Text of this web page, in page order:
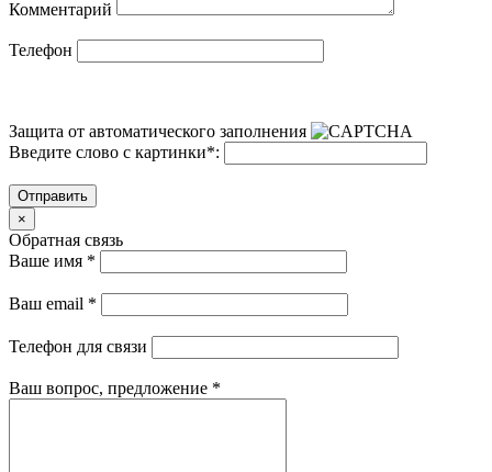
Комментарий
Телефон
Защита от автоматического заполнения
Введите слово с картинки*:
Отправить
×
Обратная связь
Ваше имя *
Ваш email *
Телефон для связи
Ваш вопрос, предложение *